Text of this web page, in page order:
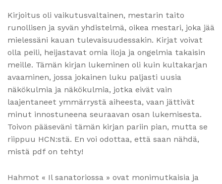
Kirjoitus oli vaikutusvaltainen, mestarin taito
runollisen ja syvän yhdistelmä, oikea mestari, joka jää
mielessäni kauan tulevaisuudessakin. Kirjat voivat
olla peili, heijastavat omia iloja ja ongelmia takaisin
meille. Tämän kirjan lukeminen oli kuin kultakarjan
avaaminen, jossa jokainen luku paljasti uusia
näkökulmia ja näkökulmia, jotka eivät vain
laajentaneet ymmärrystä aiheesta, vaan jättivät
minut innostuneena seuraavan osan lukemisesta.
Toivon pääseväni tämän kirjan pariin pian, mutta se
riippuu HCN:stä. En voi odottaa, että saan nähdä,
mistä pdf on tehty!
Hahmot « Il sanatoriossa » ovat monimutkaisia ja